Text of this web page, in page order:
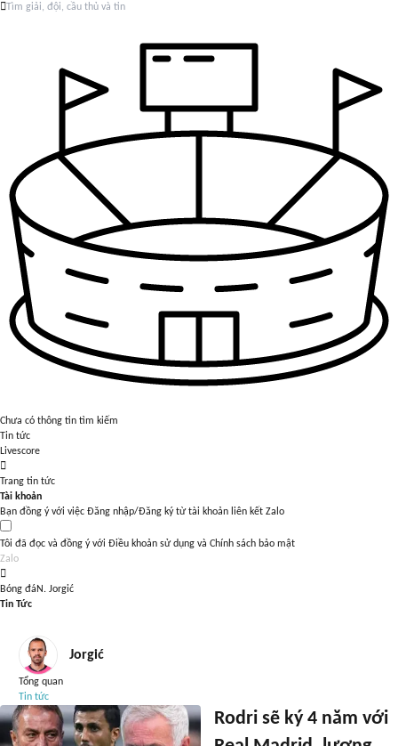
Chưa có thông tin tìm kiếm
Tin tức
Livescore
Trang tin tức
Tài khoản
Bạn đồng ý với việc Đăng nhập/Đăng ký từ tài khoản liên kết Zalo
Tôi đã đọc và đồng ý với Điều khoản sử dụng và Chính sách bảo mật
Zalo
Bóng đáN. Jorgić
Tin Tức
Jorgić
Tổng quan
Tin tức
Rodri sẽ ký 4 năm với